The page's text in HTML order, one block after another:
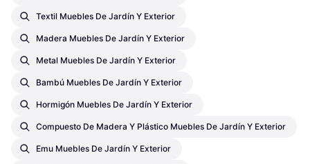
Textil Muebles De Jardín Y Exterior
Madera Muebles De Jardín Y Exterior
Metal Muebles De Jardín Y Exterior
Bambú Muebles De Jardín Y Exterior
Hormigón Muebles De Jardín Y Exterior
Compuesto De Madera Y Plástico Muebles De Jardín Y Exterior
Emu Muebles De Jardín Y Exterior